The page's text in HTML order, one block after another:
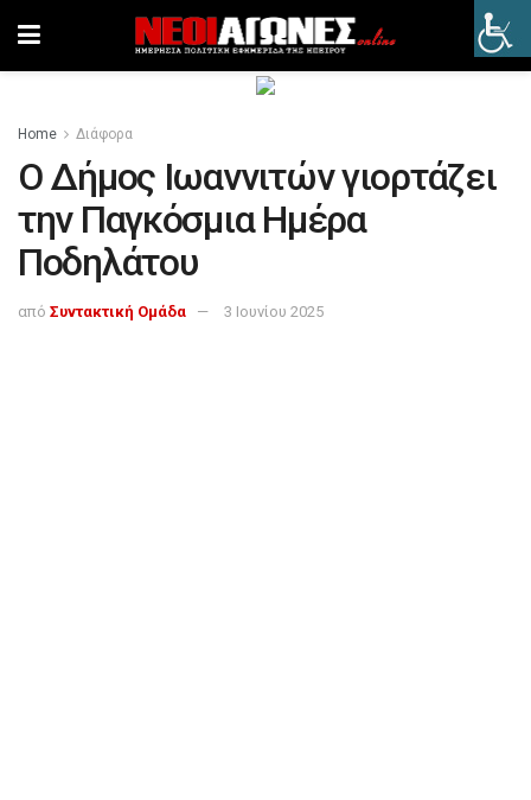
Home Διάφορα
Ο Δήμος Ιωαννιτών γιορτάζει
την Παγκόσμια Ημέρα
Ποδηλάτου
από Συντακτική Ομάδα 3 Ιουνίου 2025